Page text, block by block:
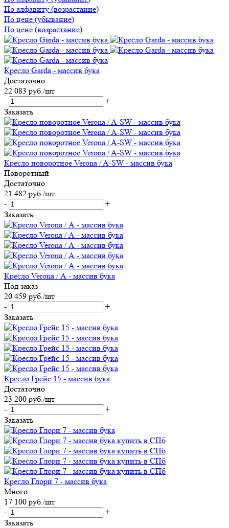
По алфавиту (возрастание)
По цене (убывание)
По цене (возрастание)
Кресло Garda - массив бука
Достаточно
22 083 руб./шт
-
+
Заказать
Кресло поворотное Verona / A-SW - массив бука
Поворотный
Достаточно
21 482 руб./шт
-
+
Заказать
Кресло Verona / А - массив бука
Под заказ
20 459 руб./шт
-
+
Заказать
Кресло Грейс 15 - массив бука
Достаточно
23 200 руб./шт
-
+
Заказать
Кресло Глори 7 - массив бука
Много
17 100 руб./шт
-
+
Заказать